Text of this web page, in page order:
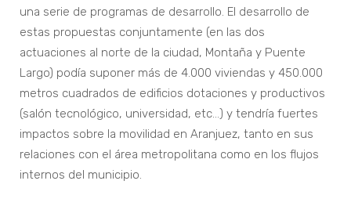
una serie de programas de desarrollo. El desarrollo de
estas propuestas conjuntamente (en las dos
actuaciones al norte de la ciudad, Montaña y Puente
Largo) podía suponer más de 4.000 viviendas y 450.000
metros cuadrados de edificios dotaciones y productivos
(salón tecnológico, universidad, etc…) y tendría fuertes
impactos sobre la movilidad en Aranjuez, tanto en sus
relaciones con el área metropolitana como en los flujos
internos del municipio.